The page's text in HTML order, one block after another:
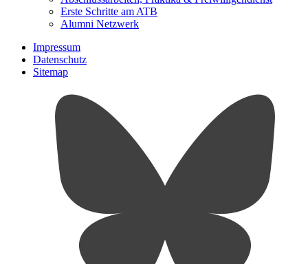
Erste Schritte am ATB
Alumni Netzwerk
Impressum
Datenschutz
Sitemap